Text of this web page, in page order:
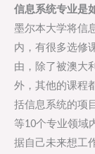
信息系统专业是
墨尔本大学将信
内，有很多选修
由，除了被澳大
外，其他的课程
括信息系统的项
等10个专业领域
据自己未来想工